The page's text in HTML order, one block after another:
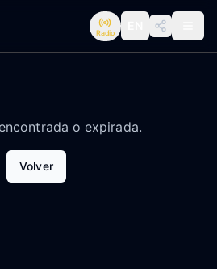
Radio
o expirada.
Volver